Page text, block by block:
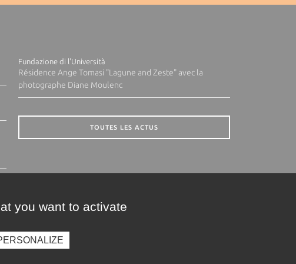
Fundazione di l'Università
Résidence Ange Tomasi "Lagune and Zeste" avec la
photographe Diane Moulenc
TOUTES LES ACTUS
you want to activate